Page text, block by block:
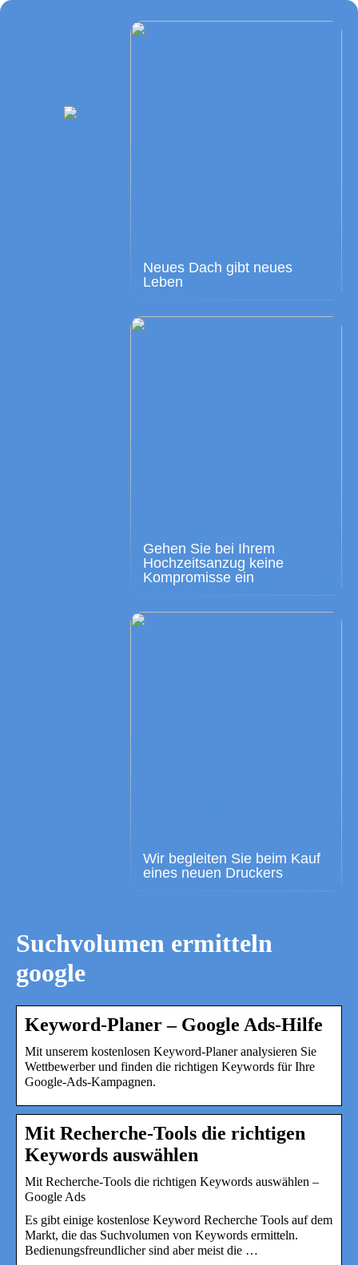
Neues Dach gibt neues
Leben
Gehen Sie bei Ihrem
Hochzeitsanzug keine
Kompromisse ein
Wir begleiten Sie beim Kauf
eines neuen Druckers
Suchvolumen ermitteln
google
Keyword-Planer – Google Ads-Hilfe
Mit unserem kostenlosen Keyword-Planer analysieren Sie
Wettbewerber und finden die richtigen Keywords für Ihre
Google-Ads-Kampagnen.
Mit Recherche-Tools die richtigen
Keywords auswählen
Mit Recherche-Tools die richtigen Keywords auswählen –
Google Ads
Es gibt einige kostenlose Keyword Recherche Tools auf dem
Markt, die das Suchvolumen von Keywords ermitteln.
Bedienungsfreundlicher sind aber meist die …